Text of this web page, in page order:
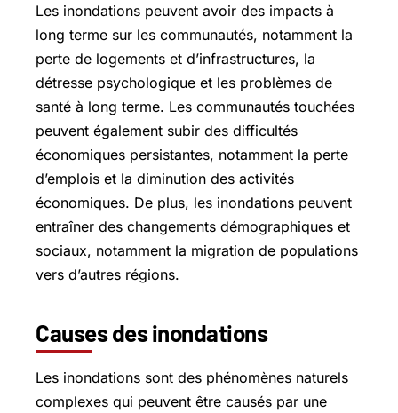
Les inondations peuvent avoir des impacts à
long terme sur les communautés, notamment la
perte de logements et d’infrastructures, la
détresse psychologique et les problèmes de
santé à long terme. Les communautés touchées
peuvent également subir des difficultés
économiques persistantes, notamment la perte
d’emplois et la diminution des activités
économiques. De plus, les inondations peuvent
entraîner des changements démographiques et
sociaux, notamment la migration de populations
vers d’autres régions.
Causes des inondations
Les inondations sont des phénomènes naturels
complexes qui peuvent être causés par une